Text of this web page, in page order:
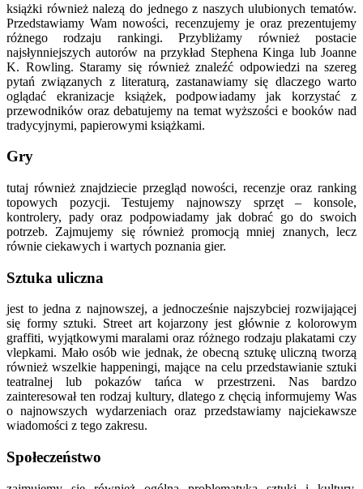
książki również nalezą do jednego z naszych ulubionych tematów.
Przedstawiamy Wam nowości, recenzujemy je oraz prezentujemy
różnego rodzaju rankingi. Przybliżamy również postacie
najsłynniejszych autorów na przykład Stephena Kinga lub Joanne
K. Rowling. Staramy się również znaleźć odpowiedzi na szereg
pytań związanych z literaturą, zastanawiamy się dlaczego warto
oglądać ekranizacje książek, podpowiadamy jak korzystać z
przewodników oraz debatujemy na temat wyższości e booków nad
tradycyjnymi, papierowymi książkami.
Gry
tutaj również znajdziecie przegląd nowości, recenzje oraz ranking
topowych pozycji. Testujemy najnowszy sprzęt – konsole,
kontrolery, pady oraz podpowiadamy jak dobrać go do swoich
potrzeb. Zajmujemy się również promocją mniej znanych, lecz
równie ciekawych i wartych poznania gier.
Sztuka uliczna
jest to jedna z najnowszej, a jednocześnie najszybciej rozwijającej
się formy sztuki. Street art kojarzony jest głównie z kolorowym
graffiti, wyjątkowymi maralami oraz różnego rodzaju plakatami czy
vlepkami. Mało osób wie jednak, że obecną sztukę uliczną tworzą
również wszelkie happeningi, mające na celu przedstawianie sztuki
teatralnej lub pokazów tańca w przestrzeni. Nas bardzo
zainteresował ten rodzaj kultury, dlatego z chęcią informujemy Was
o najnowszych wydarzeniach oraz przedstawiamy najciekawsze
wiadomości z tego zakresu.
Społeczeństwo